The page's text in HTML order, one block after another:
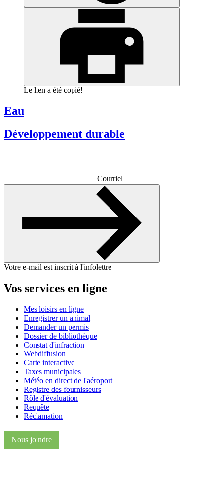
Le lien a été copié!
Eau
Développement durable
Courriel
Votre e-mail est inscrit à l'infolettre
Vos services en ligne
Mes loisirs en ligne
Enregistrer un animal
Demander un permis
Dossier de bibliothèque
Constat d'infraction
Webdiffusion
Carte interactive
Taxes municipales
Météo en direct de l'aéroport
Registre des fournisseurs
Rôle d'évaluation
Requête
Réclamation
Nous joindre